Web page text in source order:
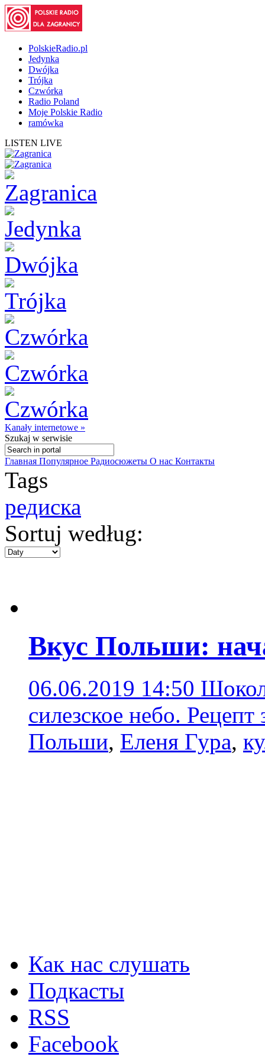
PolskieRadio.pl
Jedynka
Dwójka
Trójka
Czwórka
Radio Poland
Moje Polskie Radio
ramówka
LISTEN LIVE
Kanały internetowe »
Szukaj w serwisie
Главная Популярное Радиосюжеты О нас Контакты
Tags
редиска
Sortuj według:
Вкус Польши:
06.06.2019 14:50
силезское небо.
Польши, Еленя Гура,
Как нас слушать
Подкасты
RSS
Facebook